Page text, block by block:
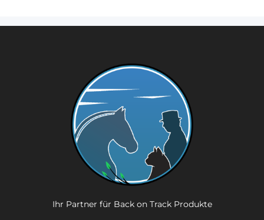
Ihr Partner für Back on Track Produkte